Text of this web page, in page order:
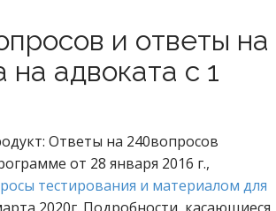
и ответы на
на адвоката с 1
Ответы на 240вопросов
от 28 января 2016 г.,
тестирования и материалом для